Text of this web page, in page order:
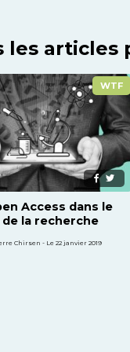
les articles
WTF
Access dans le
la recherche
Chirsen - Le 22 janvier 2019